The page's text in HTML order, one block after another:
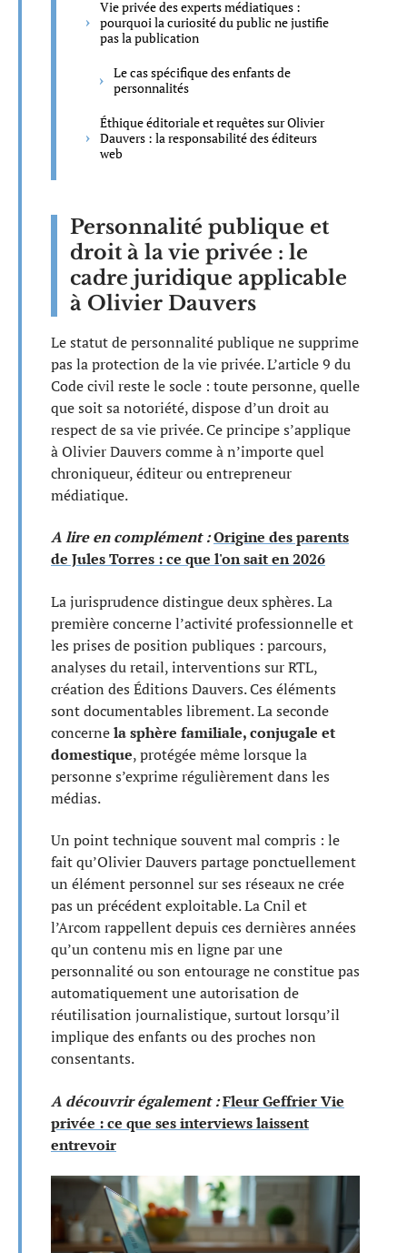
Vie privée des experts médiatiques :
pourquoi la curiosité du public ne justifie
pas la publication
Le cas spécifique des enfants de
personnalités
Éthique éditoriale et requêtes sur Olivier
Dauvers : la responsabilité des éditeurs
web
Personnalité publique et
droit à la vie privée : le
cadre juridique applicable
à Olivier Dauvers
Le statut de personnalité publique ne supprime
pas la protection de la vie privée. L’article 9 du
Code civil reste le socle : toute personne, quelle
que soit sa notoriété, dispose d’un droit au
respect de sa vie privée. Ce principe s’applique
à Olivier Dauvers comme à n’importe quel
chroniqueur, éditeur ou entrepreneur
médiatique.
A lire en complément :Origine des parents
de Jules Torres : ce que l'on sait en 2026
La jurisprudence distingue deux sphères. La
première concerne l’activité professionnelle et
les prises de position publiques : parcours,
analyses du retail, interventions sur RTL,
création des Éditions Dauvers. Ces éléments
sont documentables librement. La seconde
concernela sphère familiale, conjugale et
domestique, protégée même lorsque la
personne s’exprime régulièrement dans les
médias.
Un point technique souvent mal compris : le
fait qu’Olivier Dauvers partage ponctuellement
un élément personnel sur ses réseaux ne crée
pas un précédent exploitable. La Cnil et
l’Arcom rappellent depuis ces dernières années
qu’un contenu mis en ligne par une
personnalité ou son entourage ne constitue pas
automatiquement une autorisation de
réutilisation journalistique, surtout lorsqu’il
implique des enfants ou des proches non
consentants.
A découvrir également :Fleur Geffrier Vie
privée : ce que ses interviews laissent
entrevoir